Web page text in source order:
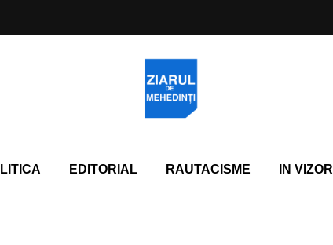
EDITORIAL RAUTACISME IN VIZOR